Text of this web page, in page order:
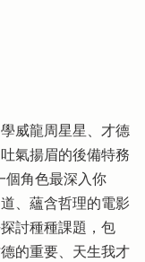
威龍周星星、才德
氣揚眉的後備特務
個角色最深入你
、蘊含哲理的電影
討種種課題，包
的重要、天生我才